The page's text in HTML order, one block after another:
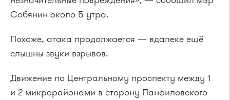
Собянин около 5 утра.
Похоже, атака продолжается — вдалеке ещё
слышны звуки взрывов.
Движение по Центральному проспекту между 1
и 2 микрорайонами в сторону Панфиловского